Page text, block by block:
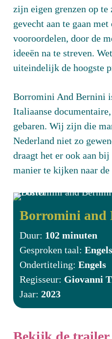
zijn eigen grenzen op te
gevecht aan te gaan met
vooroordelen, door de
ideeën na te streven.
uiteindelijk de hoogste
Borromini And Bernini
Italiaanse
gebaren. Wij zijn die
Nederland niet zo
draagt het er ook aan bij
manier te kijken naar de
Borromini and
Duur: 102 minuten
Gesproken taal:Engels
Ondertiteling:Engels
Regisseur: Giovanni
Jaar:2023